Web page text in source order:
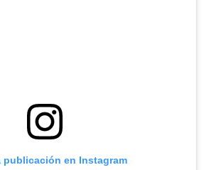
publicación en Instagram